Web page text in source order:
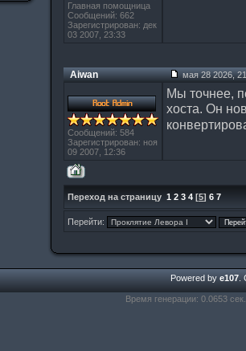
Главная помощница
Сообщений: 662
Зарегистрирован: дек
03 2007, 23:33
Aiwan мая 28 2026,
Сообщений: 584
Зарегистрирован: ноя
09 2007, 12:36
Мы точнее,
хоста. Он
Переход на страницу 1 2 3 4 [5] 6 7
Перейти:
Powered by e107
Время генерации: 0.0653